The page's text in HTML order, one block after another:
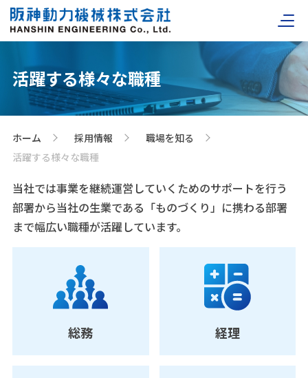
活躍する様々な職種
ホーム 採用情報 職場を知る
活躍する様々な職種
当社では事業を継続運営していくためのサポートを行う
部署から当社の生業である「ものづくり」に携わる部署
まで幅広い職種が活躍しています。
総務 経理